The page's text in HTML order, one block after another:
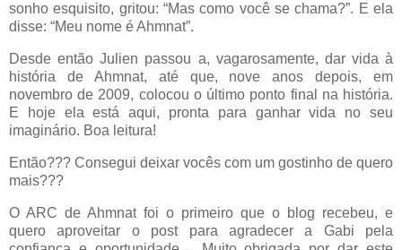
sonho esquisito, gritou: “Mas como você se chama?”. E ela
disse: “Meu nome é Ahmnat”.
Desde então Julien passou a, vagarosamente, dar vida à
história de Ahmnat, até que, nove anos depois, em
novembro de 2009, colocou o último ponto final na história.
E hoje ela está aqui, pronta para ganhar vida no seu
imaginário. Boa leitura!
Então??? Consegui deixar vocês com um gostinho de quero
mais???
O ARC de Ahmnat foi o primeiro que o blog recebeu, e
quero aproveitar o post para agradecer a Gabi pela